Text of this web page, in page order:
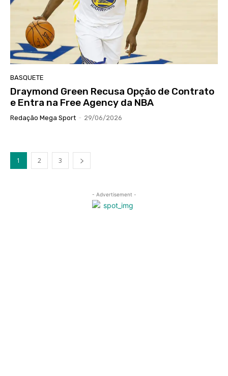
BASQUETE
Draymond Green Recusa Opção de Contrato
e Entra na Free Agency da NBA
Redação Mega Sport - 29/06/2026
1 2 3
- Advertisement -